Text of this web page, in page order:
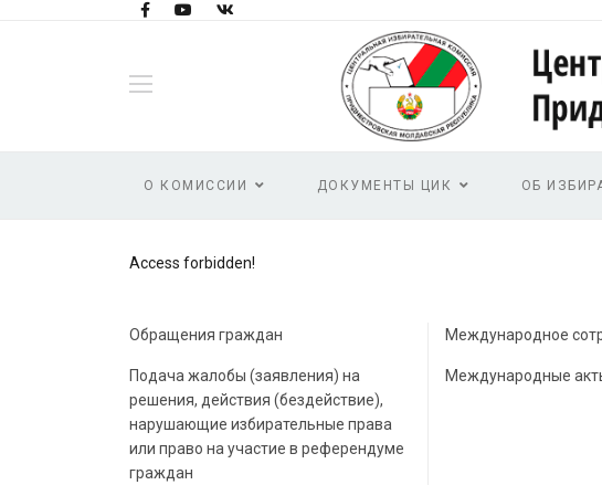
О КОМИССИИ ДОКУМЕНТЫ ЦИК ОБ
Access forbidden!
Обращения граждан
Подача жалобы (заявления) на
решения, действия (бездействие),
нарушающие избирательные права
или право на участие в референдуме
граждан
Международное
Международные